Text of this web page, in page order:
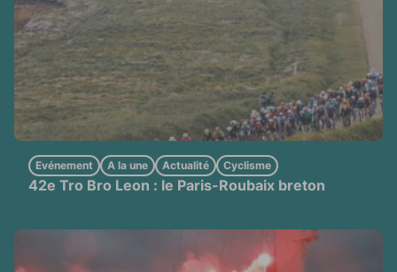
42e Tro Bro Leon : le Paris-Roubaix breton
Evénement A la une Actualité Cyclisme